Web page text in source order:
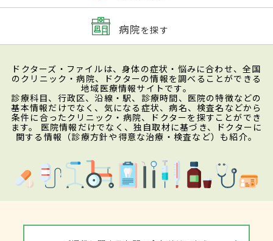
病院を探す
ドクターズ・ファイルは、身体の症状・悩みに合わせ、全国
のクリニック・病院、ドクターの情報を調べることができる
地域医療情報サイトです。
診療科目、行政区、沿線・駅、診療時間、医院の特徴などの
基本情報だけでなく、気になる症状、病名、検査名などから
条件に合ったクリニック・病院、ドクターを探すことができ
ます。 医院情報だけでなく、独自取材に基づき、ドクターに
関する情報（診療方針や得意な治療・検査など）も紹介。